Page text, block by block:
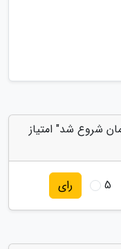
شروع شد" امتیاز
5 رای